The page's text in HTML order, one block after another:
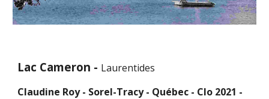
Lac Cameron - Laurentides
Claudine Roy - Sorel-Tracy - Québec - Clo 2021 -